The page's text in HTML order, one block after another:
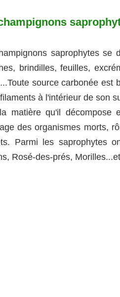
saprophytes se
brindilles, feuilles,
source carbonée est
à l'intérieur de son
matière qu'il décompose
des organismes morts,
Parmi les saprophytes
Rosé-des-prés,